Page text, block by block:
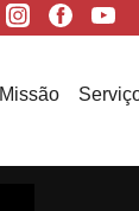
Missão